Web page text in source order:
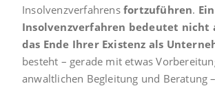
Insolvenzverfahrens fortzuführen. Ein
Insolvenzverfahren bedeutet nicht
das Ende Ihrer Existenz als
besteht – gerade mit etwas
anwaltlichen Begleitung und Beratung